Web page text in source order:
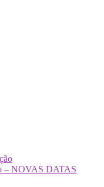
– NOVAS DATAS